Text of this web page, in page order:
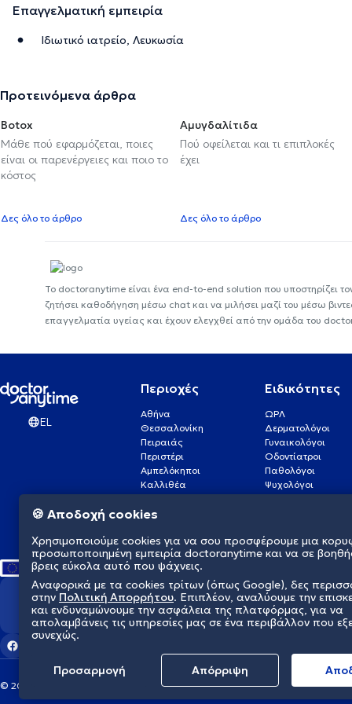
Επαγγελματική εμπειρία
Ιδιωτικό ιατρείο, Λευκωσία
Προτεινόμενα άρθρα
Botox
Μάθε πού εφαρμόζεται, ποιες
είναι οι παρενέργειες και ποιο το
κόστος
Δες όλο το άρθρο
Αμυγδαλίτιδα
Πού οφείλεται και τι επιπλοκές
έχει
Δες όλο το άρθρο
Το doctoranytime είναι ένα end-to-end solution που υποστηρίζει
ζητήσει καθοδήγηση μέσω chat και να μιλήσει μαζί του μέσω
επαγγελματία υγείας και έχουν ελεγχθεί από την ομάδα του
EL
Περιοχές
Αθήνα
Θεσσαλονίκη
Πειραιάς
Περιστέρι
Αμπελόκηποι
Καλλιθέα
Γλυφάδα
Νέα Σμύρνη
Ειδικότητες
ΩΡΛ
Δερματολόγοι
Γυναικολόγοι
Οδοντίατροι
Παθολόγοι
Ψυχολόγοι
Καρδιολόγοι
Διαμορφώνουμε το μέλλον
© 2026 doctoranytime
🍪 Αποδοχή cookies
Χρησιμοποιούμε cookies για να σου προσφέρουμε μια
προσωποποιημένη εμπειρία doctoranytime και να σε
βρεις εύκολα αυτό που ψάχνεις.
Αναφορικά με τα cookies τρίτων (όπως Google), δες
στην Πολιτική Απορρήτου. Επιπλέον, αναλύουμε την
και ενδυναμώνουμε την ασφάλεια της πλατφόρμας, για να
απολαμβάνεις τις υπηρεσίες μας σε ένα περιβάλλον που
συνεχώς.
Προσαρμογή Απόρριψη